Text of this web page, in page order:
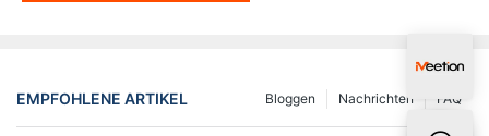
EMPFOHLENE ARTIKEL FAQ
Nachrichten
Bloggen